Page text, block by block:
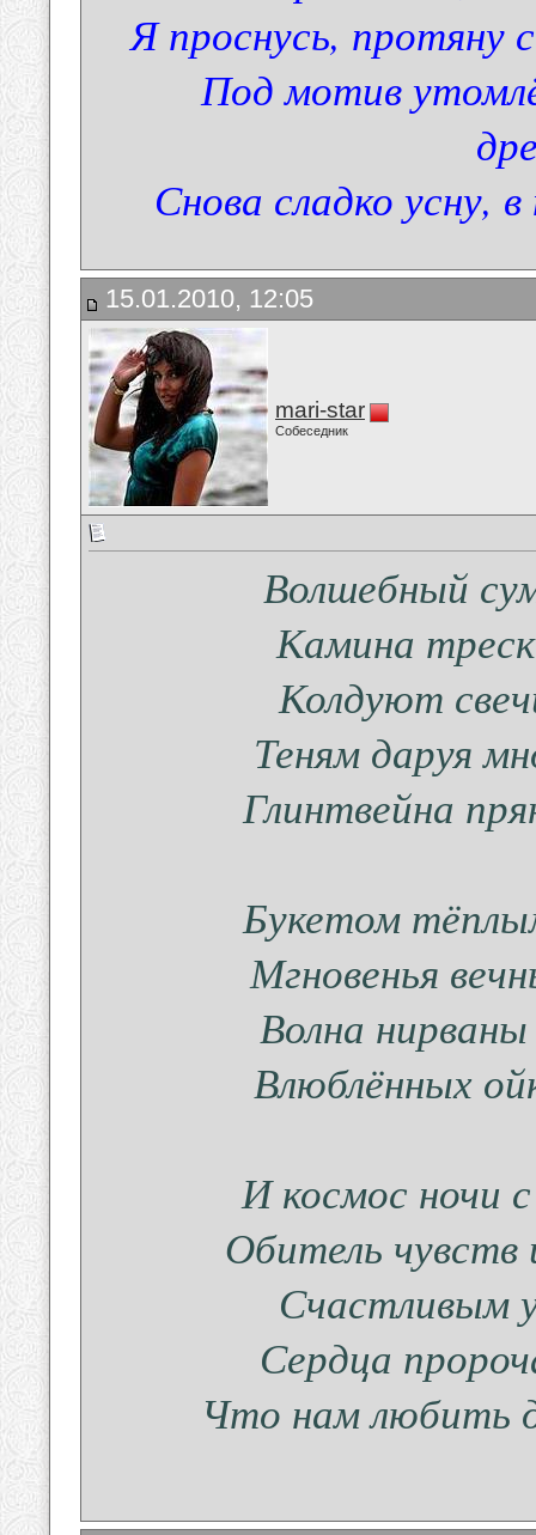
Я проснусь, протяну
Под мотив
Снова сладко усну,
15.01.2010, 12:05
mari-star
Собеседник
Волшебный
Камина
Колдуют
Теням даруя
Глинтвейна
Букетом
Мгновенья
Волна
Влюблённых
И космос ночи
Обитель чувств
Счастливым
Сердца
Что нам любить